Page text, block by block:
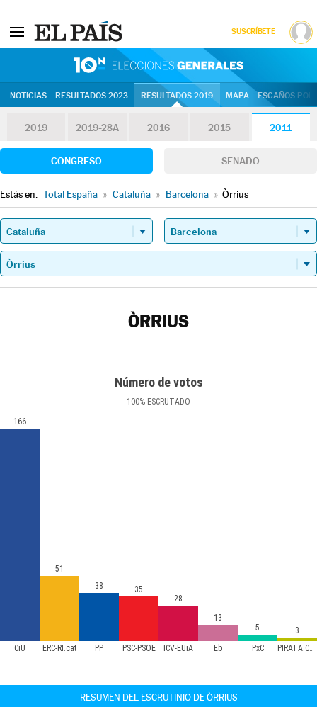
SUSCRÍBETE
NOTICIAS RESULTADOS 2023 RESULTADOS 2019 MAPA ESCAÑOS
2019 2019-28A 2016 2015 2011
CONGRESO SENADO
Estás en: Total España » Cataluña » Barcelona » Òrrius
ÒRRIUS
Número de votos
100% ESCRUTADO
CiU ERC-RI.cat PP PSC-PSOE ICV-EUiA Eb PxC PIRATA.CAT
166
51
38
35
28
13
5
3
RESUMEN DEL ESCRUTINIO DE ÒRRIUS